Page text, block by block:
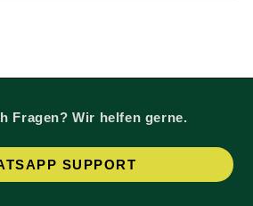
Fragen? Wir helfen gerne.
SUPPORT